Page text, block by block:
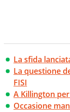
La sfida
La questione
FISI
A Killington
Occasione